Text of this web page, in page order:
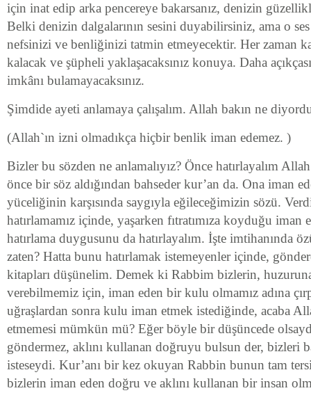
için inat edip arka pencereye bakarsanız, denizin
Belki denizin dalgalarının sesini duyabilirsiniz, ama o
nefsinizi ve benliğinizi tatmin etmeyecektir. Her zaman
kalacak ve şüpheli yaklaşacaksınız konuya. Daha
imkânı bulamayacaksınız.
Şimdide ayeti anlamaya çalışalım. Allah bakın ne
(Allah`ın izni olmadıkça hiçbir benlik iman edemez. )
Bizler bu sözden ne anlamalıyız? Önce hatırlayalım
önce bir söz aldığından bahseder kur’an da. Ona iman
yüceliğinin karşısında saygıyla eğileceğimizin sözü.
hatırlamamız içinde, yaşarken fıtratımıza koyduğu iman
hatırlama duygusunu da hatırlayalım. İşte imtihanında
zaten? Hatta bunu hatırlamak istemeyenler içinde,
kitapları düşünelim. Demek ki Rabbim bizlerin,
verebilmemiz için, iman eden bir kulu olmamız adına
uğraşlardan sonra kulu iman etmek istediğinde, acaba
etmemesi mümkün mü? Eğer böyle bir düşüncede
göndermez, aklını kullanan doğruyu bulsun der, bizleri
isteseydi. Kur’anı bir kez okuyan Rabbin bunun tam
bizlerin iman eden doğru ve aklını kullanan bir insan